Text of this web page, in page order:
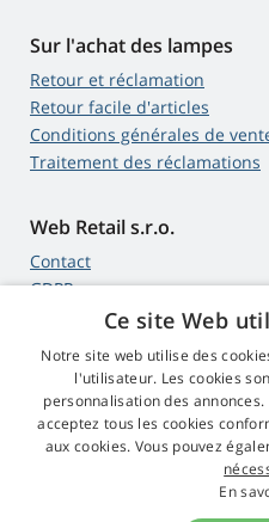
Sur l'achat des lampes
Retour et réclamation
Retour facile d'articles
Conditions générales de
Traitement des réclamations
Web Retail s.r.o.
Contact
GDPR
4,9étoiles
545 commentaires
© 2009 - 2026
Ce site Web
Notre site web utilise des
l'utilisateur. Les cookies
personnalisation des
acceptez tous les cookies
aux cookies. Vous pouvez
En